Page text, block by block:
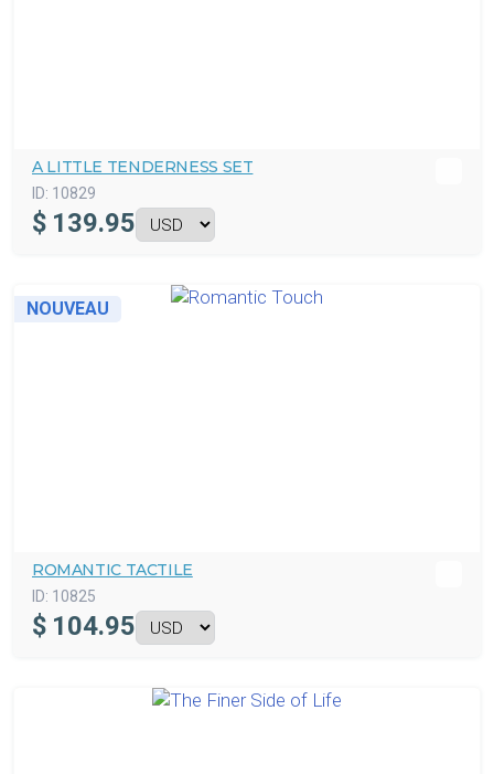
A LITTLE TENDERNESS SET
ID: 10829
$ 139.95
NOUVEAU
ROMANTIC TACTILE
ID: 10825
$ 104.95